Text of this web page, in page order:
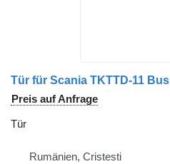
Tür für Scania TKTTD-11 Bus
Preis auf Anfrage
Tür
Rumänien, Cristesti